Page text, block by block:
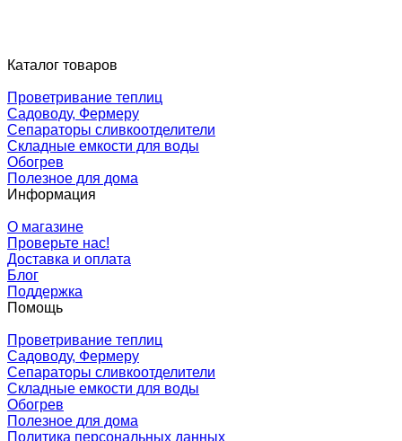
Каталог товаров
Проветривание теплиц
Садоводу, Фермеру
Сепараторы сливкоотделители
Складные емкости для воды
Обогрев
Полезное для дома
Информация
О магазине
Проверьте нас!
Доставка и оплата
Блог
Поддержка
Помощь
Проветривание теплиц
Садоводу, Фермеру
Сепараторы сливкоотделители
Складные емкости для воды
Обогрев
Полезное для дома
Политика персональных данных